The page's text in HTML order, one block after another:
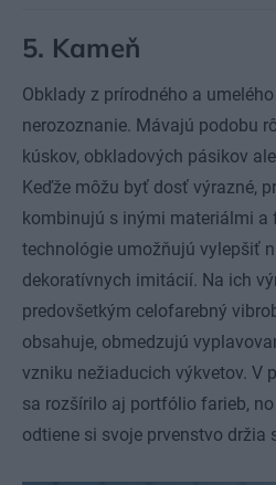
5. Kameň
Obklady z prírodného a
nerozoznanie. Mávajú podobu
kúskov, obkladových pásikov
Keďže môžu byť dosť výrazné,
kombinujú s inými materiálmi a
technológie umožňujú vylepšiť
dekoratívnych imitácií. Na ich
predovšetkým celofarebný
obsahuje, obmedzujú
vzniku nežiaducich výkvetov. V
sa rozšírilo aj portfólio farieb,
odtiene si svoje prvenstvo držia